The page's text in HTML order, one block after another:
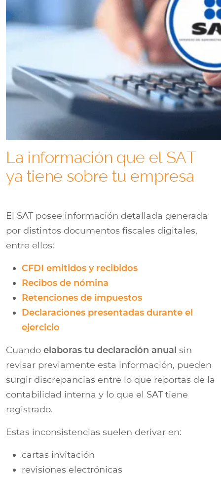
La información que el SAT
ya tiene sobre tu empresa
El SAT posee información detallada generada
por distintos documentos fiscales digitales,
entre ellos:
CFDI emitidos y recibidos
Recibos de nómina
Retenciones de impuestos
Declaraciones presentadas durante el
ejercicio
Cuando elaboras tu declaración anual sin
revisar previamente esta información, pueden
surgir discrepancias entre lo que reportas de la
contabilidad interna y lo que el SAT tiene
registrado.
Estas inconsistencias suelen derivar en:
cartas invitación
revisiones electrónicas